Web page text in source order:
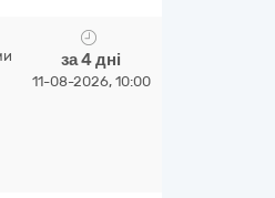
за 4 дні
11-08-2026, 10:00